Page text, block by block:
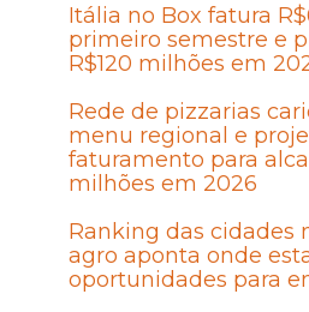
Itália no Box fatura
primeiro semestre e
R$120 milhões em
Rede de pizzarias
menu regional e
faturamento para
milhões em 2026
Ranking das cidades
agro aponta onde
oportunidades para